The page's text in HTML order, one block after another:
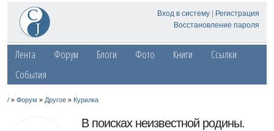
Вход в систему
Регистрация
Восстановление пароля
Лента Форум Блоги Фото Книги
Ссылки
События
/ » Форум » Другое » Курилка
В поисках неизвестной родины.